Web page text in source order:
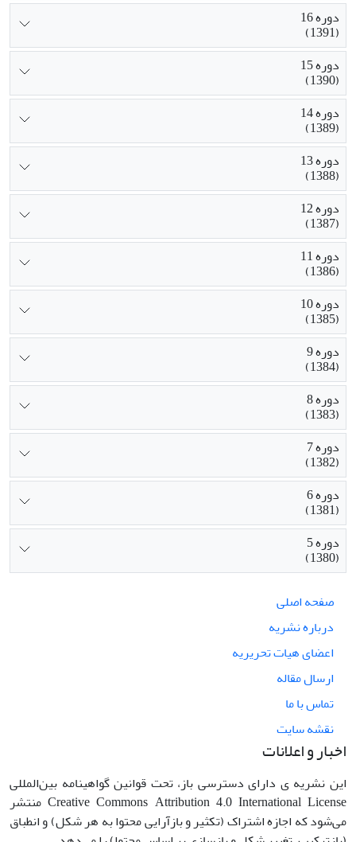
دوره 16
(1391)
دوره 15
(1390)
دوره 14
(1389)
دوره 13
(1388)
دوره 12
(1387)
دوره 11
(1386)
دوره 10
(1385)
دوره 9
(1384)
دوره 8
(1383)
دوره 7
(1382)
دوره 6
(1381)
دوره 5
(1380)
صفحه اصلی
درباره نشریه
اعضای هیات تحریریه
ارسال مقاله
تماس با ما
نقشه سایت
اخبار و اعلانات
این نشریه ی دارای دسترسی باز، تحت قوانین گواهینامه بین‌المللی
Creative Commons Attribution 4.0 International License منتشر
می‌شود که اجازه اشتراک (تکثیر و بازآرایی محتوا به هر شکل) و انطباق